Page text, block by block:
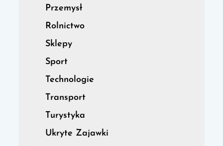
Przemysł
Rolnictwo
Sklepy
Sport
Technologie
Transport
Turystyka
Ukryte Zajawki